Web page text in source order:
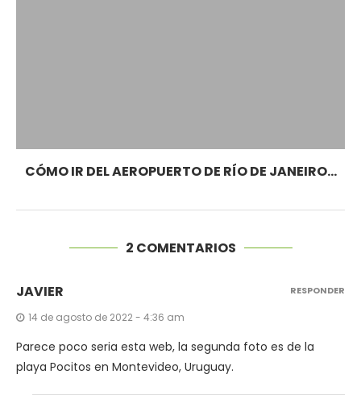
CÓMO IR DEL AEROPUERTO DE RÍO DE JANEIRO...
2 COMENTARIOS
JAVIER
14 de agosto de 2022 - 4:36 am
Parece poco seria esta web, la segunda foto es de la
playa Pocitos en Montevideo, Uruguay.
RESPONDER